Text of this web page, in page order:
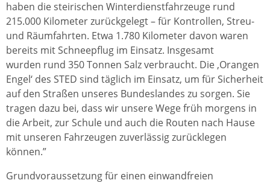
haben die steirischen Winterdienstfahrzeuge rund
215.000 Kilometer zurückgelegt – für Kontrollen, Streu-
und Räumfahrten. Etwa 1.780 Kilometer davon waren
bereits mit Schneepflug im Einsatz. Insgesamt
wurden rund 350 Tonnen Salz verbraucht. Die ‚Orangen
Engel‘ des STED sind täglich im Einsatz, um für Sicherheit
auf den Straßen unseres Bundeslandes zu sorgen. Sie
tragen dazu bei, dass wir unsere Wege früh morgens in
die Arbeit, zur Schule und auch die Routen nach Hause
mit unseren Fahrzeugen zuverlässig zurücklegen
können.”
Grundvoraussetzung für einen einwandfreien